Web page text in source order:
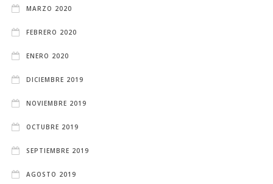
MARZO 2020
FEBRERO 2020
ENERO 2020
DICIEMBRE 2019
NOVIEMBRE 2019
OCTUBRE 2019
SEPTIEMBRE 2019
AGOSTO 2019